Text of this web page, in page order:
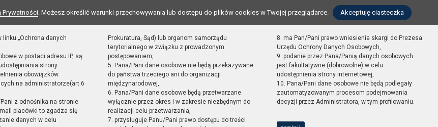
Prywatności. Możesz określić warunki przechowywania lub dostępu do plików cookies w Twojej przeglądarce. Akceptuję ciasteczka
linku „Ochrona danych
w postaci adresu IP, są
strony
obowiązków
na administratorze(art.6
z odnośnika na stronie
placówki to zgadza się
danych w celu
Prokuratura, Sąd) lub organom samorządu
terytorialnego w związku z prowadzonym
postępowaniem,
5. Pana/Pani dane osobowe nie będą przekazywane
do państwa trzeciego ani do organizacji
międzynarodowej,
6. Pana/Pani dane osobowe będą przetwarzane
wyłącznie przez okres i w zakresie niezbędnym do
realizacji celu przetwarzania,
7. przysługuje Panu/Pani prawo dostępu do treści
8. ma Pan/Pani prawo wniesienia skargi do Prezesa
Urzędu Ochrony Danych Osobowych,
9. podanie przez Pana/Panią danych osobowych
jest fakultatywne (dobrowolne) w celu
udostępnienia strony internetowej,
10. Pana/Pani dane osobowe nie będą podlegały
zautomatyzowanym procesom podejmowania
decyzji przez Administratora, w tym profilowaniu.